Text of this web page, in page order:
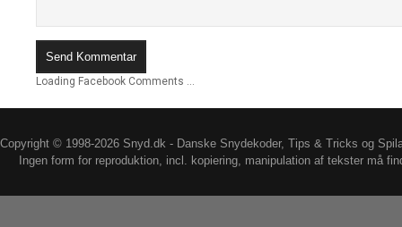
Loading Facebook Comments ...
Copyright © 1998-2026 Snyd.dk - Danske Snydekoder, Tips & Tricks og
Ingen form for reproduktion, incl. kopiering, manipulation af tekster må